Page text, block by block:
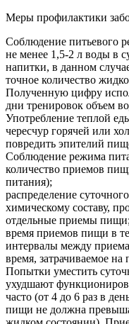
Меры профилактики
Соблюдение питьевого
не менее 1,5-2 л воды в
напитки, в данном
точное количество
Полученную цифру
дни тренировок объем
Употребление теплой
чересчур горячей или
повредить эпителий
Соблюдение режима
количество приемов
питания);
распределение
химическому составу,
отдельные приемы пищи;
время приемов пищи в
интервалы между
время, затрачиваемое
Попытки уместить
ухудшают
часто (от 4 до 6 раз в
пищи не должна